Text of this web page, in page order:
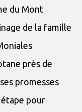
du Mont
de la famille
près de
promesses
étape pour